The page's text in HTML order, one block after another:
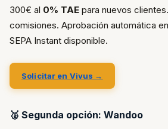
300€ al 0% TAE para nuevos
comisiones. Aprobación automática
SEPA Instant disponible.
Solicitar en Vivus →
🥈 Segunda opción: Wandoo